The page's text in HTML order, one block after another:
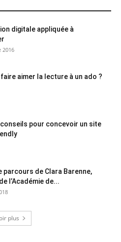
digitale appliquée à
2016
aimer la lecture à un ado ?
pour concevoir un site
parcours de Clara Barenne,
l’Académie de...
plus